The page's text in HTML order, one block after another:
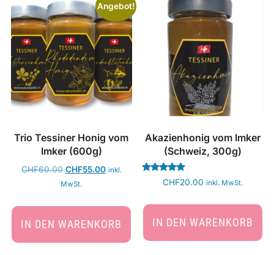
Angebot!
Trio Tessiner Honig vom
Imker (600g)
CHF60.00 CHF55.00 inkl.
MwSt.
IN DEN WARENKORB
Akazienhonig vom Imker
(Schweiz, 300g)
Bewertet
mit
von 5
CHF20.00 inkl. MwSt.
IN DEN WARENKORB